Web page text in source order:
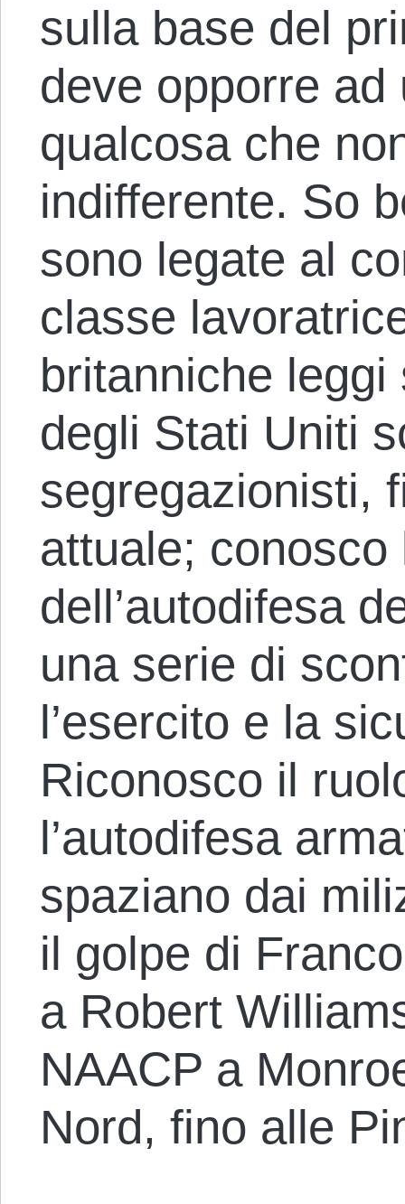
sulla base del
deve opporre ad
qualcosa che
indifferente. So
sono legate al
classe
britanniche
degli Stati Uniti
segregazionisti,
attuale; conosco
dell’autodifesa
una serie di
l’esercito e la
Riconosco il
l’autodifesa
spaziano dai
il golpe di
a Robert
NAACP a
Nord, fino alle